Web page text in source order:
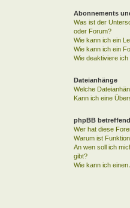
Abonnements
Was ist der
oder Forum?
Wie kann ich ein
Wie kann ich ein
Wie deaktiviere
Dateianhänge
Welche
Kann ich eine
phpBB
Wer hat diese
Warum ist
An wen soll ich
gibt?
Wie kann ich